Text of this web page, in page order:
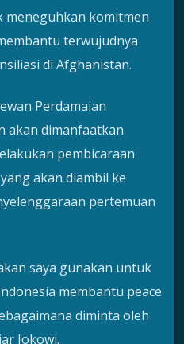
meneguhkan komitmen
terwujudnya
di Afghanistan.
Perdamaian
akan dimanfaatkan
pembicaraan
akan diambil ke
pertemuan
saya gunakan untuk
membantu peace
diminta oleh
Jokowi.